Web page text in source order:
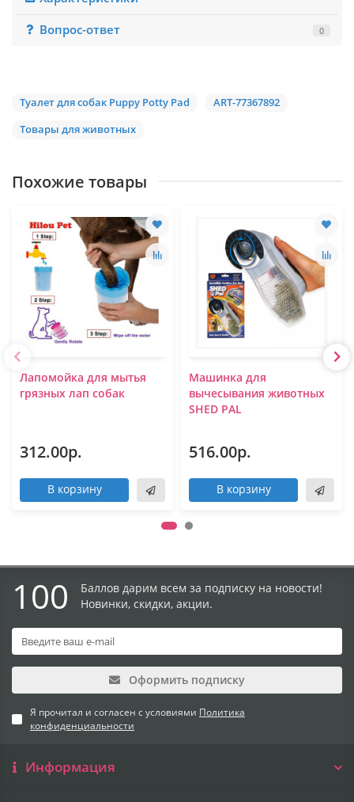
Вопрос-ответ
0
Туалет для собак Puppy Potty Pad
ART-77367892
Товары для животных
Похожие товары
Лапомойка для мытья
грязных лап собак
312.00р.
В корзину
Машинка для
вычесывания животных
SHED PAL
516.00р.
В корзину
100
Баллов дарим всем за подписку на новости!
Новинки, скидки, акции.
Оформить подписку
Я прочитал и согласен с условиями Политика
конфиденциальности
Информация